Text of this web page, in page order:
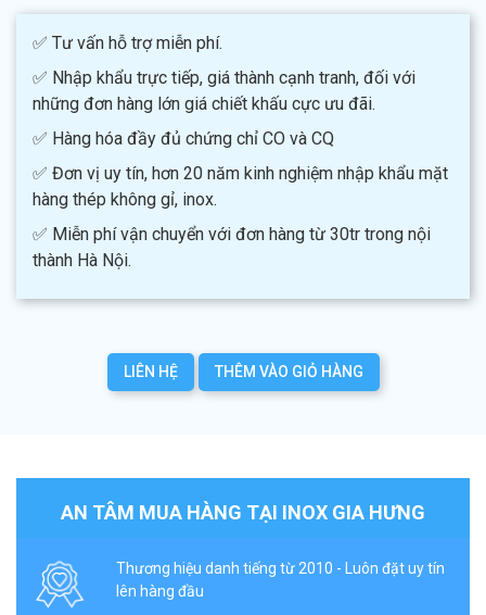
✅ Tư vấn hỗ trợ miễn phí.
✅ Nhập khẩu trực tiếp, giá thành cạnh tranh, đối với
những đơn hàng lớn giá chiết khấu cực ưu đãi.
✅ Hàng hóa đầy đủ chứng chỉ CO và CQ
✅ Đơn vị uy tín, hơn 20 năm kinh nghiệm nhập khẩu mặt
hàng thép không gỉ, inox.
✅ Miễn phí vận chuyển với đơn hàng từ 30tr trong nội
thành Hà Nội.
LIÊN HỆ THÊM VÀO GIỎ HÀNG
AN TÂM MUA HÀNG TẠI INOX GIA HƯNG
Thương hiệu danh tiếng từ 2010 - Luôn đặt uy tín
lên hàng đầu